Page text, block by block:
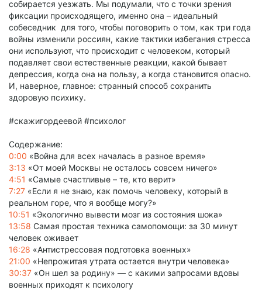
собирается уезжать. Мы подумали, что с точки зрения
фиксации происходящего, именно она – идеальный
собеседник для того, чтобы поговорить о том, как три года
войны изменили россиян, какие тактики избегания стресса
они используют, что происходит с человеком, который
подавляет свои естественные реакции, какой бывает
депрессия, когда она на пользу, а когда становится опасно.
И, наверное, главное: странный способ сохранить
здоровую психику.
#скажигордеевой #психолог
Содержание:
0:00 «Война для всех началась в разное время»
3:13 «От моей Москвы не осталось совсем ничего»
4:51 «Самые счастливые – те, кто верит»
7:27 «Если я не знаю, как помочь человеку, который в
реальном горе, что я вообще могу?»
10:51 «Экологично вывести мозг из состояния шока»
13:58 Самая простая техника самопомощи: за 30 минут
человек оживает
16:28 «Антистрессовая подготовка военных»
21:00 «Непрожитая утрата остается внутри человека»
30:37 «Он шел за родину» — с какими запросами вдовы
военных приходят к психологу